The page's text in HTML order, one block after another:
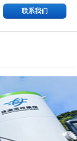
联系我们